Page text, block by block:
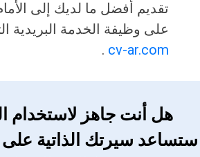
تقديم أفضل ما لديك إلى
على وظيفة الخدمة البريدية
cv-ar.com
.
هل أنت جاهز لاستخدام
ستساعد سيرتك الذاتية على